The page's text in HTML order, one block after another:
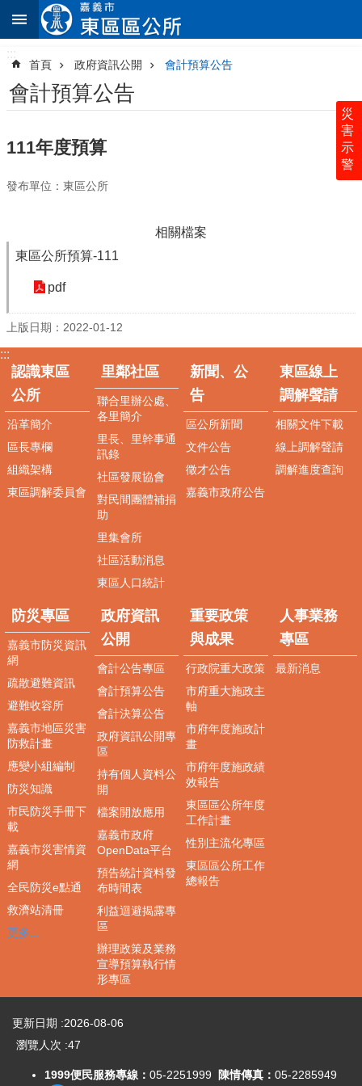
跳到主要內容區塊
階
尋
識
所
區
新
聞、
公
告
便
民
務
解
聲
請
防
專
區
聯
我
們
政
府
訊
公
開
與
成
災
害
示
警
:::
首頁 政府資訊公開 會計預算公告
會計預算公告
111年度預算
發布單位：東區公所
相關檔案
東區公所預算-111
pdf
上版日期：2022-01-12
:::
認識東區
公所
沿革簡介
區長專欄
組織架構
東區調解委員會
里鄰社區
聯合里辦公處、
各里簡介
里長、里幹事通
訊錄
社區發展協會
對民間團體補捐
助
里集會所
社區活動消息
東區人口統計
新聞、公
告
區公所新聞
文件公告
徵才公告
嘉義市政府公告
東區線上
調解聲請
相關文件下載
線上調解聲請
調解進度查詢
防災專區
嘉義市防災資訊
網
疏散避難資訊
避難收容所
嘉義市地區災害
防救計畫
應變小組編制
防災知識
市民防災手冊下
載
嘉義市災害情資
網
全民防災e點通
救濟站清冊
更多...
政府資訊
公開
會計公告專區
會計預算公告
會計決算公告
政府資訊公開專
區
持有個人資料公
開
檔案開放應用
嘉義市政府
OpenData平台
預告統計資料發
布時間表
利益迴避揭露專
區
辦理政策及業務
宣導預算執行情
形專區
重要政策
與成果
行政院重大政策
市府重大施政主
軸
市府年度施政計
畫
市府年度施政績
效報告
東區區公所年度
工作計畫
性別主流化專區
東區區公所工作
總報告
人事業務
專區
最新消息
更新日期 2026-08-06
瀏覽人次 47
1999便民服務專線： 05-2251999 陳情傳真： 05-2285949